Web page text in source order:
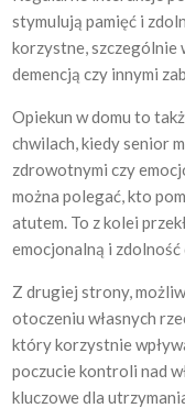
stymulują pamięć i
korzystne, szczególnie
demencją czy innymi
Opiekun w domu to
chwilach, kiedy senior
zdrowotnymi czy
można polegać, kto
atutem. To z kolei
emocjonalną i zdolność
Z drugiej strony,
otoczeniu własnych
który korzystnie
poczucie kontroli nad
kluczowe dla